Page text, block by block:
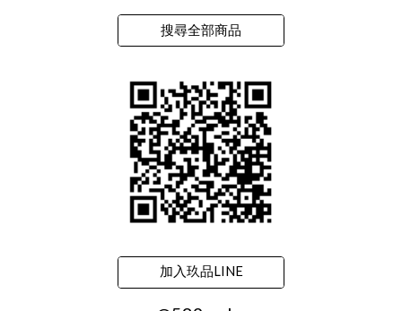
搜尋全部商品
加入玖品LINE